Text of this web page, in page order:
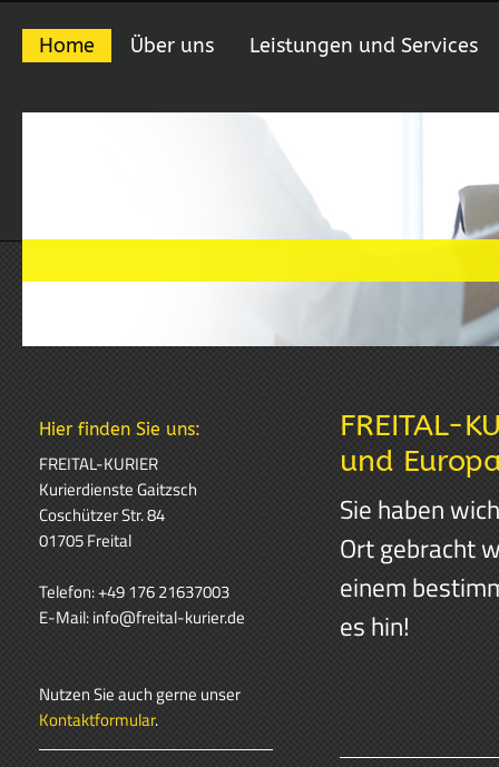
Home Über uns Leistungen und Services
Hier finden Sie uns:
FREITAL-KURIER
Kurierdienste Gaitzsch
Coschützer Str. 84
01705 Freital
Telefon: +49 176 21637003
E-Mail: info@freital-kurier.de
Nutzen Sie auch gerne unser
Kontaktformular.
FREITAL-
und
Sie haben
Ort gebracht
einem
es hin!